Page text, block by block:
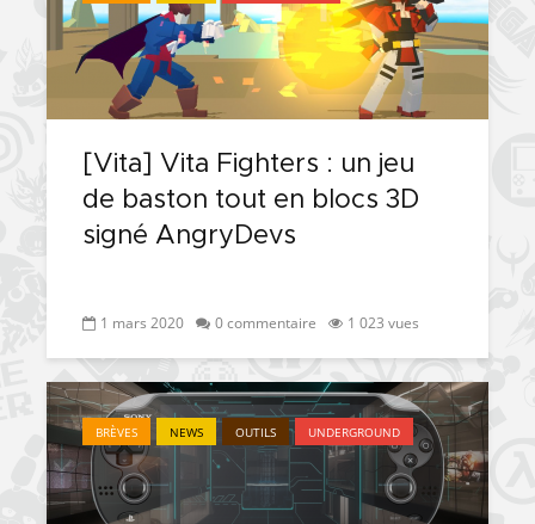
[Vita] Vita Fighters : un jeu
de baston tout en blocs 3D
signé AngryDevs
1 mars 2020 0 commentaire 1 023 vues
BRÈVES NEWS OUTILS UNDERGROUND